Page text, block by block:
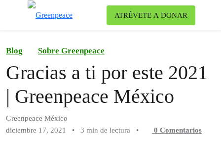
ATRÉVETE A DONAR
Blog Sobre Greenpeace
Gracias a ti por este 2021
| Greenpeace México
Greenpeace México
diciembre 17, 2021
• 3 min de lectura • 0 Comentarios